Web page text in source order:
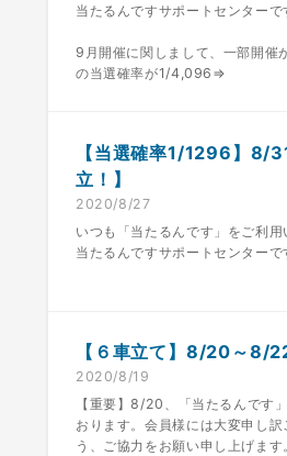
当たるんですサポートセンターで
9月開催に関しまして、一部開催
の当選確率が1/4,096⇒
【当選確率1/1296】8/
立！】
2020/8/27
いつも「当たるんです」をご利
当たるんですサポートセンターで
【６車立て】8/20～8/
2020/8/19
【重要】8/20、「当たるんです
おります。会員様には大変申し
う、ご協力をお願い申し上げます